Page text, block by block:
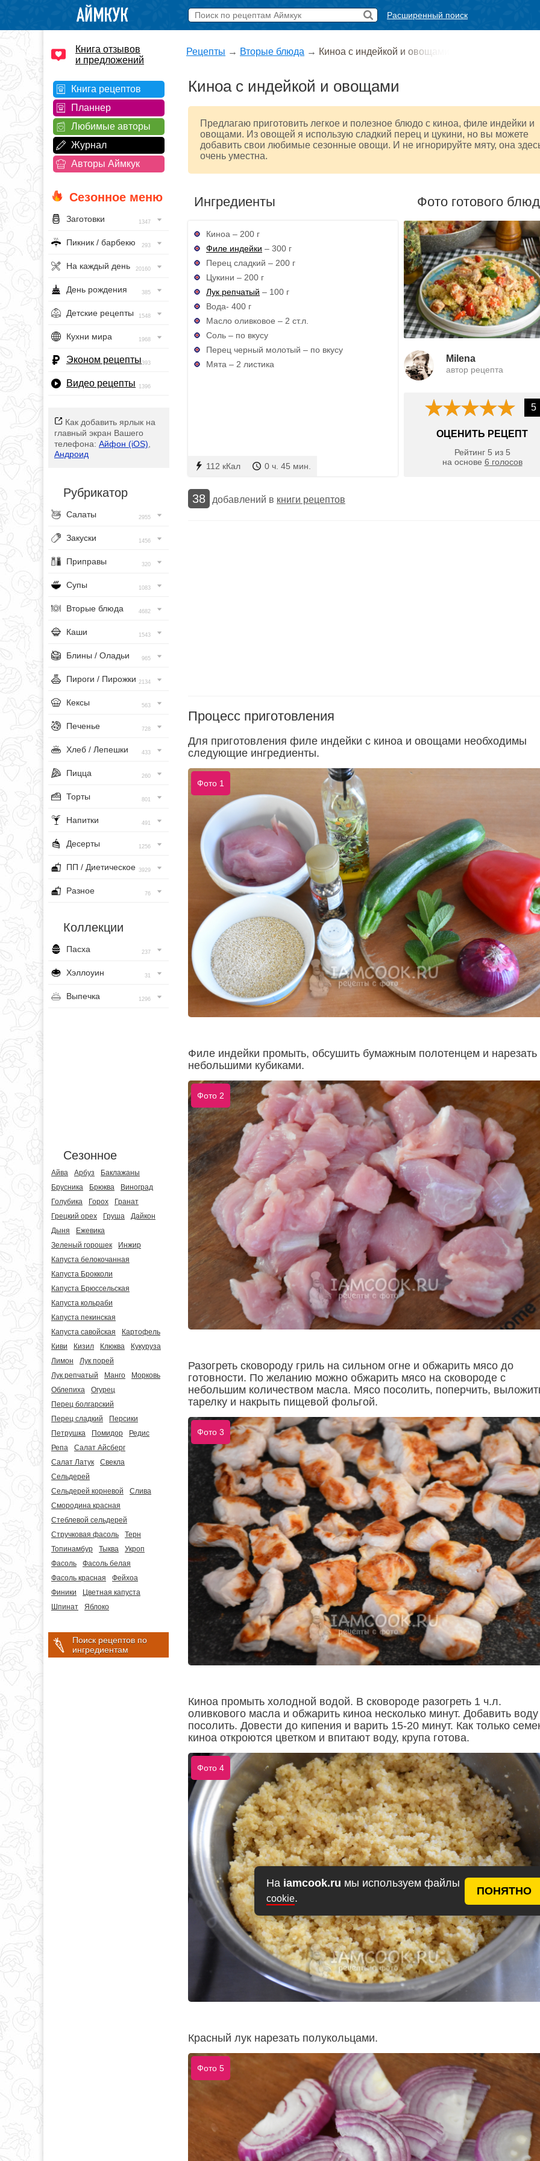
На iamcook.ru мы используем файлы
cookie.
ПОНЯТНО
Расширенный поиск
Книга отзывов
и предложений
Книга рецептов
Планнер
Любимые авторы
Журнал
Авторы Аймкук
Сезонное меню
Заготовки 1347
Пикник / барбекю 293
На каждый день 20160
День рождения 385
Детские рецепты 1548
Кухни мира 1968
Эконом рецепты393
Видео рецепты 1396
Как добавить ярлык на
главный экран Вашего
телефона: Айфон (iOS)
Андроид
Рубрикатор
Салаты 2955
Закуски 1456
Приправы 320
Супы 1083
Вторые блюда 4682
Каши 1543
Блины / Оладьи 965
Пироги / Пирожки 2134
Кексы 563
Печенье 728
Хлеб / Лепешки 433
Пицца 260
Торты 801
Напитки 491
Десерты 1256
ПП / Диетическое 3929
Разное 76
Коллекции
Пасха 237
Хэллоуин 31
Выпечка 1296
Сезонное
Айва Арбуз
Баклажаны
Брусника
Брюква
Виноград
Голубика
Горох
Гранат
Грецкий орех
Груша
Дайкон
Дыня
Ежевика
Зеленый горошек
Инжир
Капуста белокочанная
Капуста Брокколи
Капуста Брюссельская
Капуста кольраби
Капуста пекинская
Капуста савойская
Картофель
Киви
Кизил Клюква
Кукуруза
Лимон
Лук порей
Лук репчатый
Манго
Морковь
Облепиха
Огурец
Перец болгарский
Перец сладкий
Персики
Петрушка
Помидор
Редис
Репа
Салат Айсберг
Салат Латук
Свекла
Сельдерей
Сельдерей корневой
Слива
Смородина красная
Стеблевой сельдерей
Стручковая фасоль
Терн
Топинамбур
Тыква
Укроп
Фасоль
Фасоль белая
Фасоль красная
Фейхоа
Финики
Цветная капуста
Шпинат
Яблоко
Поиск рецептов по
ингредиентам
Рецепты → Вторые блюда → Киноа с индейкой и овощами
Киноа с индейкой и овощами
Предлагаю приготовить легкое и полезное блюдо с киноа, филе индейки и
овощами. Из овощей я использую сладкий перец и цукини, но вы можете
добавить свои любимые сезонные овощи. И не игнорируйте мяту, она
очень уместна.
Ингредиенты
Киноа – 200 г
Филе индейки – 300 г
Перец сладкий – 200 г
Цукини – 200 г
Лук репчатый – 100 г
Вода- 400 г
Масло оливковое – 2 ст.л.
Соль – по вкусу
Перец черный молотый – по вкусу
Мята – 2 листика
112 кКал 0 ч. 45 мин.
Фото готового
Milena
автор рецепта
5
ОЦЕНИТЬ РЕЦЕПТ
Рейтинг 5 из 5
на основе 6 голосов
38 добавлений в книги рецептов
Процесс приготовления
Для приготовления филе индейки с киноа и овощами необходимы
следующие ингредиенты.
Фото 1
Филе индейки промыть, обсушить бумажным полотенцем и нарезать
небольшими кубиками.
Фото 2
Разогреть сковороду гриль на сильном огне и обжарить мясо до
готовности. По желанию можно обжарить мясо на сковороде с
небольшим количеством масла. Мясо посолить, поперчить,
тарелку и накрыть пищевой фольгой.
Фото 3
Киноа промыть холодной водой. В сковороде разогреть 1 ч.л.
оливкового масла и обжарить киноа несколько минут. Добавить
посолить. Довести до кипения и варить 15-20 минут. Как только
киноа откроются цветком и впитают воду, крупа готова.
Фото 4
Красный лук нарезать полукольцами.
Фото 5